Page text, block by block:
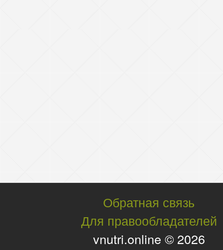
Обратная связь
Для правообладателей
vnutri.online © 2026